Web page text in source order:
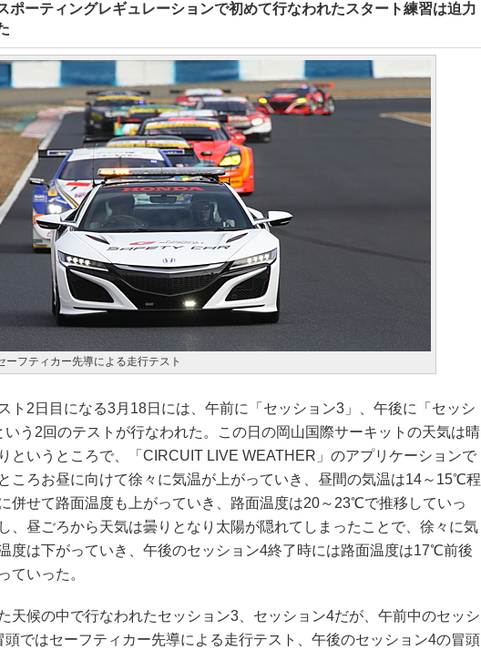
ポーティングレギュレーションで初めて行なわれたスタート練習は迫力
ーフティカー先導による走行テスト
ト2日目になる3月18日には、午前に「セッション3」、午後に「セッシ
いう2回のテストが行なわれた。この日の岡山国際サーキットの天気は晴
というところで、「CIRCUIT LIVE WEATHER」のアプリケーションで
ころお昼に向けて徐々に気温が上がっていき、昼間の気温は14～15℃程
併せて路面温度も上がっていき、路面温度は20～23℃で推移していっ
、昼ごろから天気は曇りとなり太陽が隠れてしまったことで、徐々に気
度は下がっていき、午後のセッション4終了時には路面温度は17℃前後
ていった。
天候の中で行なわれたセッション3、セッション4だが、午前中のセッシ
頭ではセーフティカー先導による走行テスト、午後のセッション4の冒頭